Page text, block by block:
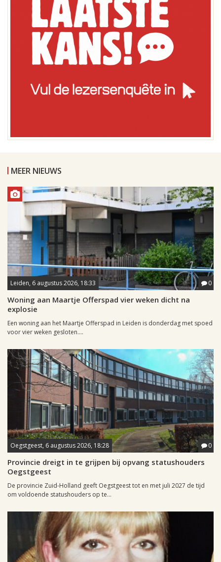
MEER NIEUWS
Leiden, 6 augustus 2026, 18:33 0
Woning aan Maartje Offerspad vier weken dicht na
explosie
Een woning aan het Maartje Offerspad in Leiden is donderdag met spoed
voor vier weken gesloten....
Oegstgeest, 6 augustus 2026, 18:28 0
Provincie dreigt in te grijpen bij opvang statushouders
Oegstgeest
De provincie Zuid-Holland geeft Oegstgeest tot en met juli 2027 de tijd
om voldoende statushouders op te...